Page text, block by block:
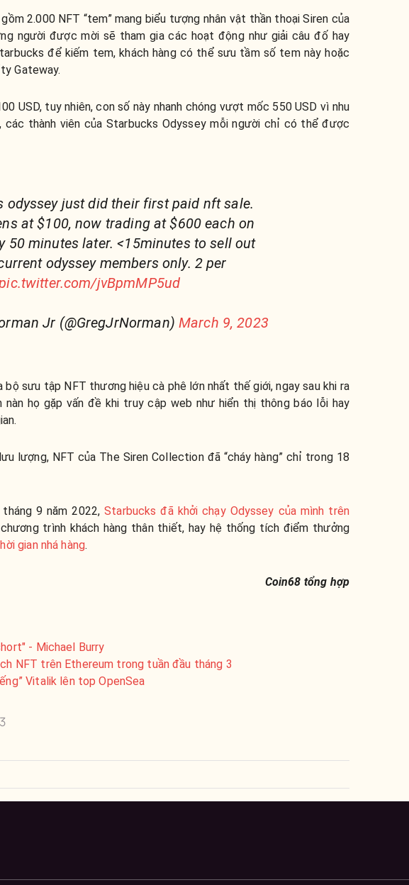
2.000 NFT “tem” mang biểu tượng nhân vật thần thoại Siren của
người được mời sẽ tham gia các hoạt động như giải câu đố hay
để kiếm tem, khách hàng có thể sưu tầm số tem này hoặc
Gateway.
USD, tuy nhiên, con số này nhanh chóng vượt mốc 550 USD vì nhu
thành viên của Starbucks Odyssey mỗi người chỉ có thể được
odyssey just did their first paid nft sale.
at $100, now trading at $600 each on
50 minutes later. <15minutes to sell out
odyssey members only. 2 per
jvBpmMP5ud
Jr (@GregJrNorman) March 9, 2023
bộ sưu tập NFT thương hiệu cà phê lớn nhất thế giới, ngay sau khi ra
nàn họ gặp vấn đề khi truy cập web như hiển thị thông báo lỗi hay
lượng, NFT của The Siren Collection đã “cháy hàng” chỉ trong 18
tháng 9 năm 2022,Starbucks đã khởi chạy Odyssey của mình trên
trình khách hàng thân thiết, hay hệ thống tích điểm thưởng
gian nhá hàng.
Coin68 tổng hợp
- Michael Burry
NFT trên Ethereum trong tuần đầu tháng 3
Vitalik lên top OpenSea